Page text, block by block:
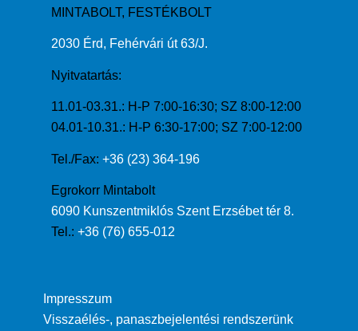
MINTABOLT, FESTÉKBOLT
2030 Érd, Fehérvári út 63/J.
Nyitvatartás:
11.01-03.31.: H-P 7:00-16:30; SZ 8:00-12:00
04.01-10.31.: H-P 6:30-17:00; SZ 7:00-12:00
Tel./Fax: +36 (23) 364-196
Egrokorr Mintabolt
6090 Kunszentmiklós Szent Erzsébet tér 8.
Tel.: +36 (76) 655-012
Impresszum
Visszaélés-, panaszbejelentési rendszerünk